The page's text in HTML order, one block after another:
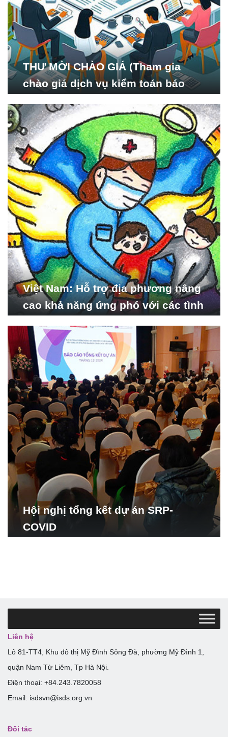
THƯ MỜI CHÀO GIÁ (Tham gia
chào giá dịch vụ kiểm toán báo
Nghiên cứu Phát triển Xã
hội_ISDS)
Việt Nam: Hỗ trợ địa phương nâng
cao khả năng ứng phó với các tình
Hội nghị tổng kết dự án SRP-
COVID
Liên hệ
Lô 81-TT4, Khu đô thị Mỹ Đình Sông Đà, phường Mỹ Đình 1,
quận Nam Từ Liêm, Tp Hà Nội.
Điện thoại: +84.243.7820058
Email: isdsvn@isds.org.vn
Đối tác